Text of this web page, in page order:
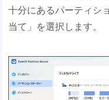
十分にあるパーティシ
当て」を選択します。